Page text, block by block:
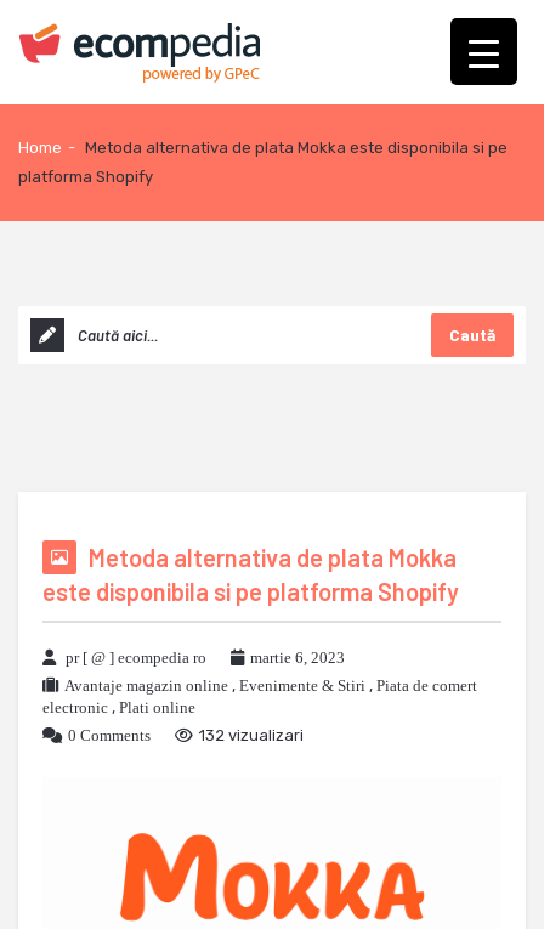
Home - Metoda alternativa de plata Mokka este disponibila si pe
platforma Shopify
Caută
Metoda alternativa de plata Mokka
este disponibila si pe platforma Shopify
pr [ @ ] ecompedia ro
martie 6, 2023
Avantaje magazin online , Evenimente & Stiri , Piata de comert
electronic , Plati online
0 Comments
132 vizualizari